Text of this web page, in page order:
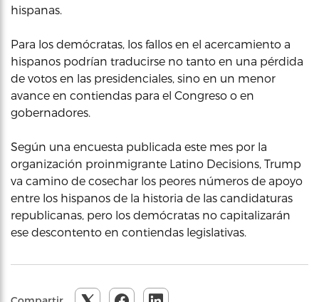
hispanas.
Para los demócratas, los fallos en el acercamiento a
hispanos podrían traducirse no tanto en una pérdida
de votos en las presidenciales, sino en un menor
avance en contiendas para el Congreso o en
gobernadores.
Según una encuesta publicada este mes por la
organización proinmigrante Latino Decisions, Trump
va camino de cosechar los peores números de apoyo
entre los hispanos de la historia de las candidaturas
republicanas, pero los demócratas no capitalizarán
ese descontento en contiendas legislativas.